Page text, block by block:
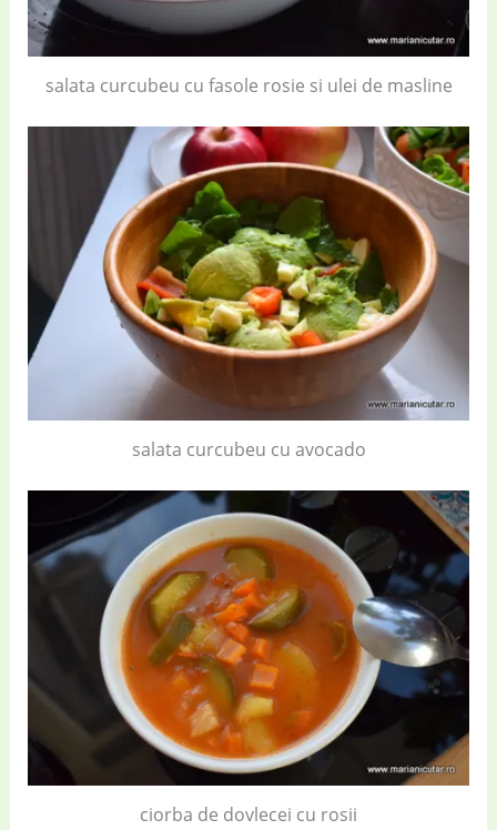
salata curcubeu cu fasole rosie si ulei de masline
salata curcubeu cu avocado
ciorba de dovlecei cu rosii